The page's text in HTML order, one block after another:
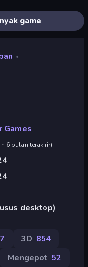
game
»
Games
6 bulan terakhir)
desktop)
3D 854
Mengepot 52